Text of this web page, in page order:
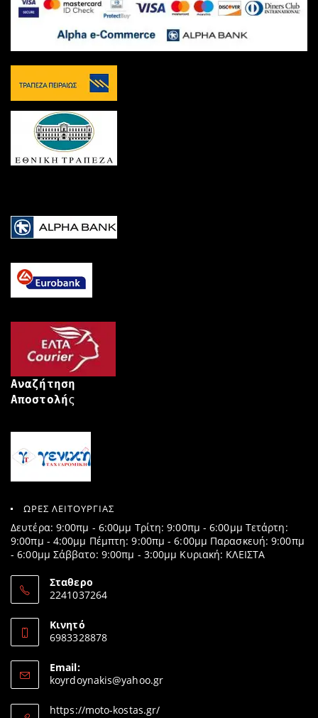
Αναζήτηση
Αποστολής
ΩΡΕΣ ΛΕΙΤΟΥΡΓΙΑΣ
Δευτέρα: 9:00πμ - 6:00μμ Τρίτη: 9:00πμ - 6:00μμ Τετάρτη:
9:00πμ - 4:00μμ Πέμπτη: 9:00πμ - 6:00μμ Παρασκευή: 9:00πμ
- 6:00μμ Σάββατο: 9:00πμ - 3:00μμ Κυριακή: ΚΛΕΙΣΤΑ
Σταθερο
2241037264
in
your
Κινητό
6983328878
in
your
application
Email:
koyrdoynakis@yahoo.grOpens
https://moto-kostas.gr/